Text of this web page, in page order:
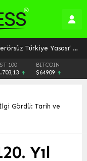
LUUBA RESTAURANT DÜNYA MUTFAĞI kapılarını Denizli’de açıyor!
100 BITCOIN
$64909
Gördü: Tarih ve
Yıl